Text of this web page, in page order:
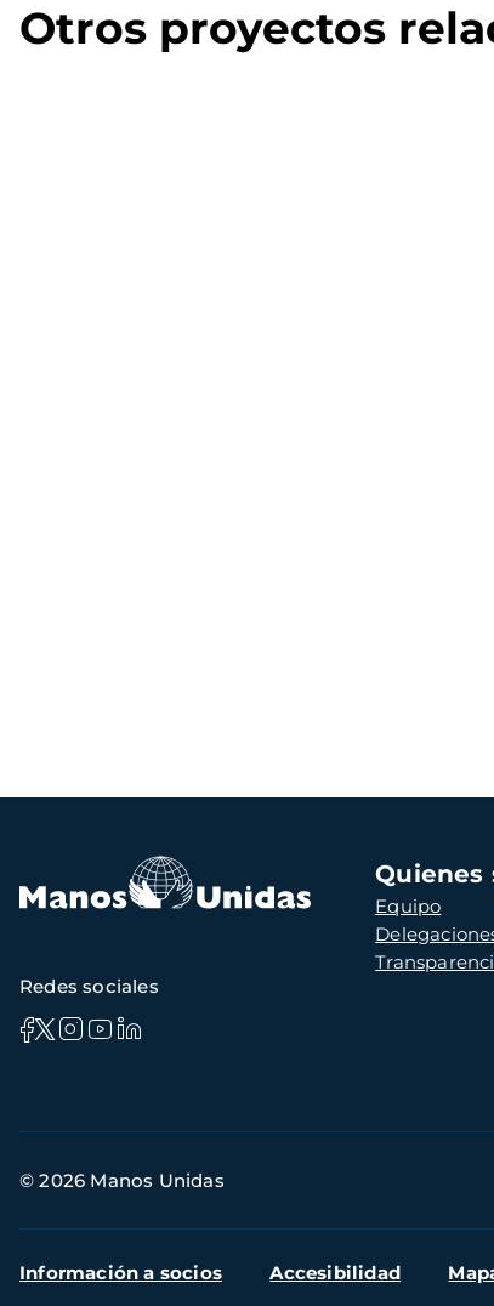
Otros proyectos
Navegación
principal
Quienes
Equipo
Redes sociales
de
© 2026 Manos Unidas
Menú
Información a socios Accesibilidad